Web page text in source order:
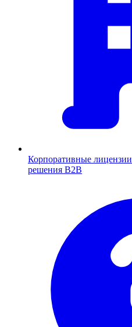
Корпоративные лицензии
решения B2B